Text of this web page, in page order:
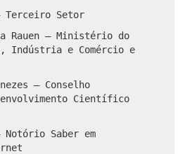
Terceiro Setor
Rauen – Ministério do
Indústria e Comércio e
– Conselho
Científico
Notório Saber em